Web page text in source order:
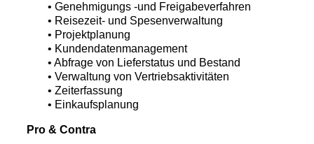
• Genehmigungs -und Freigabeverfahren
• Reisezeit- und Spesenverwaltung
• Projektplanung
• Kundendatenmanagement
• Abfrage von Lieferstatus und Bestand
• Verwaltung von Vertriebsaktivitäten
• Zeiterfassung
• Einkaufsplanung
Pro & Contra